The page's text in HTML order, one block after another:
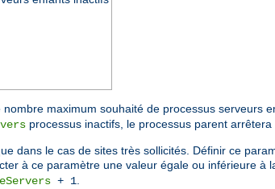
nombre maximum souhaité de processus serveurs
processus inactifs, le processus parent
dans le cas de sites très sollicités. Définir ce
à ce paramètre une valeur égale ou inférieure à
+ 1.